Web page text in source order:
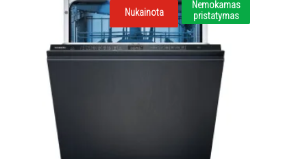
Nukainota
Nemokamas
pristatymas